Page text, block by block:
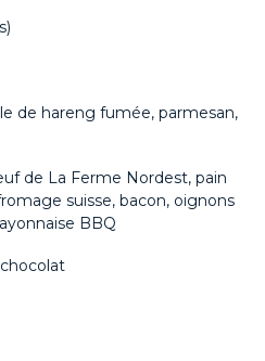
de hareng fumée, parmesan,
de La Ferme Nordest, pain
suisse, bacon, oignons
BBQ